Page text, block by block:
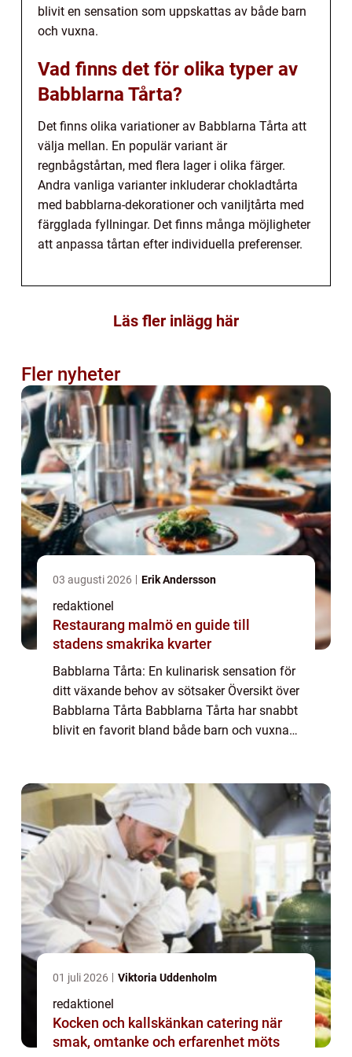
blivit en sensation som uppskattas av både barn
och vuxna.
Vad finns det för olika typer av
Babblarna Tårta?
Det finns olika variationer av Babblarna Tårta att
välja mellan. En populär variant är
regnbågstårtan, med flera lager i olika färger.
Andra vanliga varianter inkluderar chokladtårta
med babblarna-dekorationer och vaniljtårta med
färgglada fyllningar. Det finns många möjligheter
att anpassa tårtan efter individuella preferenser.
Läs fler inlägg här
Fler nyheter
03 augusti 2026 Erik Andersson
redaktionel
Restaurang malmö en guide till
stadens smakrika kvarter
Babblarna Tårta: En kulinarisk sensation för
ditt växande behov av sötsaker Översikt över
Babblarna Tårta Babblarna Tårta har snabbt
blivit en favorit bland både barn och vuxna,
01 juli 2026 Viktoria Uddenholm
redaktionel
Kocken och kallskänkan catering när
smak, omtanke och erfarenhet möts